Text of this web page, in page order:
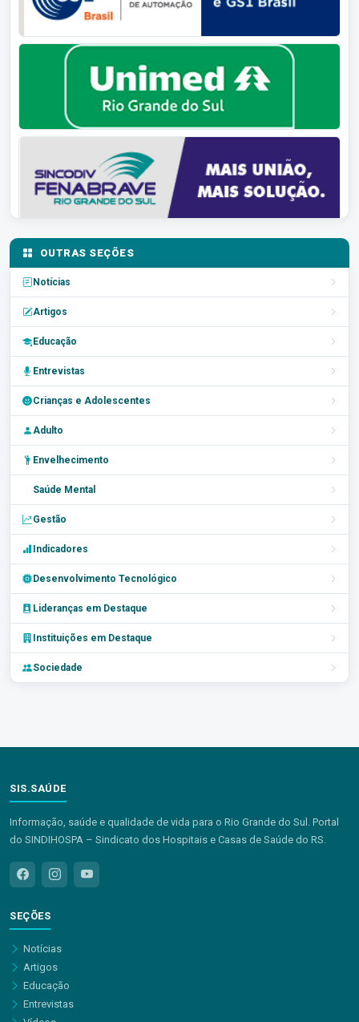
OUTRAS SEÇÕES
Notícias
Artigos
Educação
Entrevistas
Crianças e Adolescentes
Adulto
Envelhecimento
Saúde Mental
Gestão
Indicadores
Desenvolvimento Tecnológico
Lideranças em Destaque
Instituições em Destaque
Sociedade
SIS.SAÚDE
Informação, saúde e qualidade de vida para o Rio Grande do Sul. Portal
do SINDIHOSPA – Sindicato dos Hospitais e Casas de Saúde do RS.
SEÇÕES
Notícias
Artigos
Educação
Entrevistas